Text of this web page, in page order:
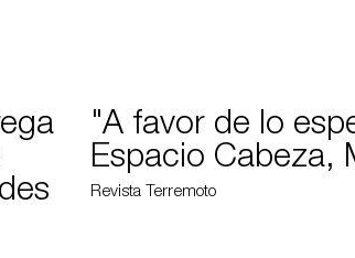
"A favor de lo
Espacio Cabeza,
Revista Terremoto